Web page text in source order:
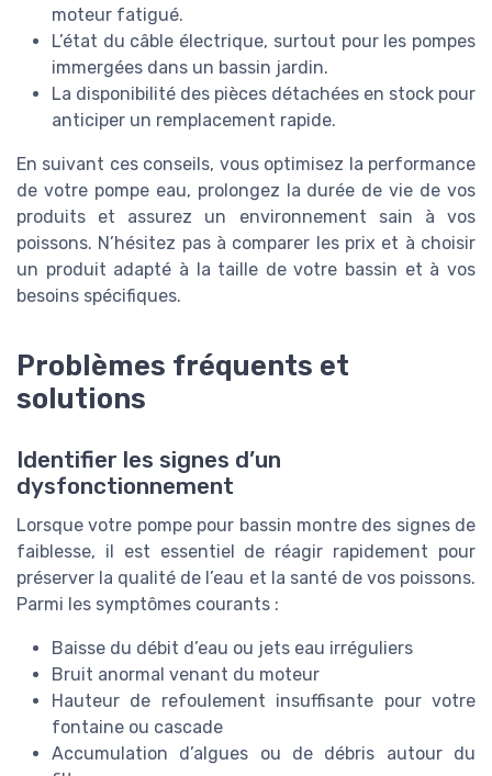
moteur fatigué.
L’état du câble électrique, surtout pour les pompes
immergées dans un bassin jardin.
La disponibilité des pièces détachées en stock pour
anticiper un remplacement rapide.
En suivant ces conseils, vous optimisez la performance
de votre pompe eau, prolongez la durée de vie de vos
produits et assurez un environnement sain à vos
poissons. N’hésitez pas à comparer les prix et à choisir
un produit adapté à la taille de votre bassin et à vos
besoins spécifiques.
Problèmes fréquents et
solutions
Identifier les signes d’un
dysfonctionnement
Lorsque votre pompe pour bassin montre des signes de
faiblesse, il est essentiel de réagir rapidement pour
préserver la qualité de l’eau et la santé de vos poissons.
Parmi les symptômes courants :
Baisse du débit d’eau ou jets eau irréguliers
Bruit anormal venant du moteur
Hauteur de refoulement insuffisante pour votre
fontaine ou cascade
Accumulation d’algues ou de débris autour du